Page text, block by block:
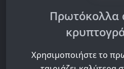
Πρωτόκολλα
Χρησιμοποιήστε το